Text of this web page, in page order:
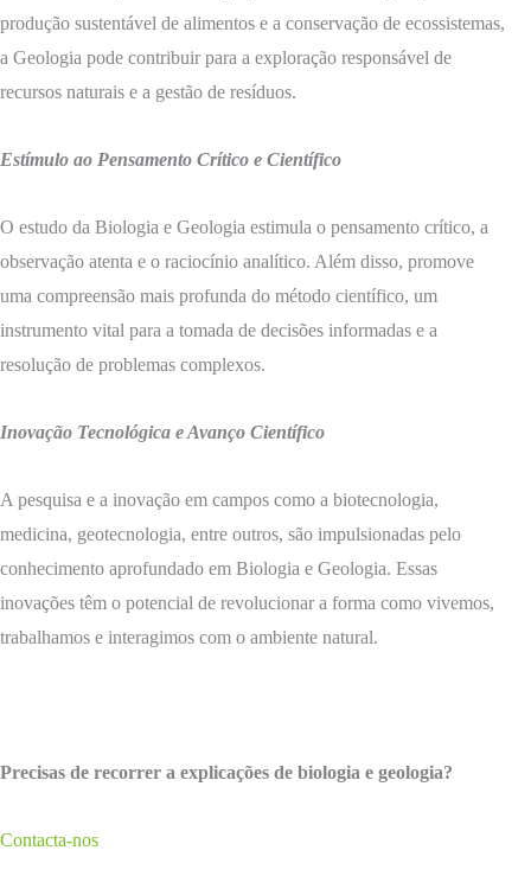
produção sustentável de alimentos e a conservação de ecossistemas,
a Geologia pode contribuir para a exploração responsável de
recursos naturais e a gestão de resíduos.
Estímulo ao Pensamento Crítico e Científico
O estudo da Biologia e Geologia estimula o pensamento crítico, a
observação atenta e o raciocínio analítico. Além disso, promove
uma compreensão mais profunda do método científico, um
instrumento vital para a tomada de decisões informadas e a
resolução de problemas complexos.
Inovação Tecnológica e Avanço Científico
A pesquisa e a inovação em campos como a biotecnologia,
medicina, geotecnologia, entre outros, são impulsionadas pelo
conhecimento aprofundado em Biologia e Geologia. Essas
inovações têm o potencial de revolucionar a forma como vivemos,
trabalhamos e interagimos com o ambiente natural.
Precisas de recorrer a explicações de biologia e geologia?
Contacta-nos